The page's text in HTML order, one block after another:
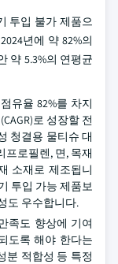
투입 불가 제품으
년에 약 82%의
약 5.3%의 연평균
유율 82%를 차지
로 성장할 전
청결용 물티슈 대
프로필렌, 면, 목재
소재로 제조됩니
투입 가능 제품보
도 우수합니다.
족도 향상에 기여
도록 해야 한다는
분 적합성 등 특정